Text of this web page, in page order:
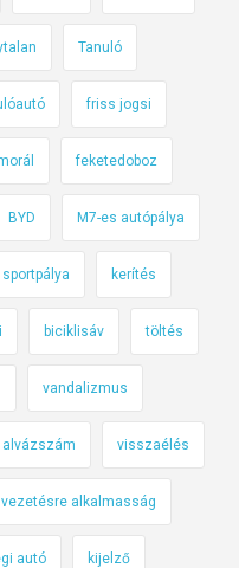
Tanuló
friss jogsi
feketedoboz
BYD M7-es autópálya
sportpálya kerítés
biciklisáv töltés
vandalizmus
alvázszám visszaélés
vezetésre alkalmasság
autó kijelző